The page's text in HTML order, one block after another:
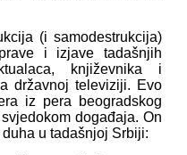
(i samodestrukcija)
i izjave tadašnjih
književnika i
državnoj televiziji. Evo
iz pera beogradskog
događaja. On
u tadašnjoj Srbiji: